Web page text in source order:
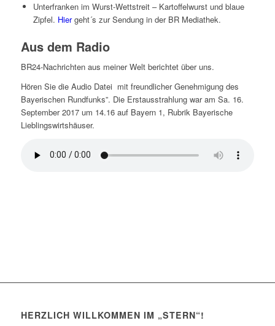
Unterfranken im Wurst-Wettstreit – Kartoffelwurst und blaue
Zipfel. Hiergeht´s zur Sendung in der BR Mediathek.
Aus dem Radio
BR24-Nachrichten aus meiner Welt berichtet über uns.
Hören Sie die Audio Datei mit freundlicher Genehmigung des
Bayerischen Rundfunks”. Die Erstausstrahlung war am Sa. 16.
September 2017 um 14.16 auf Bayern 1, Rubrik Bayerische
Lieblingswirtshäuser.
HERZLICH WILLKOMMEN IM „STERN“!